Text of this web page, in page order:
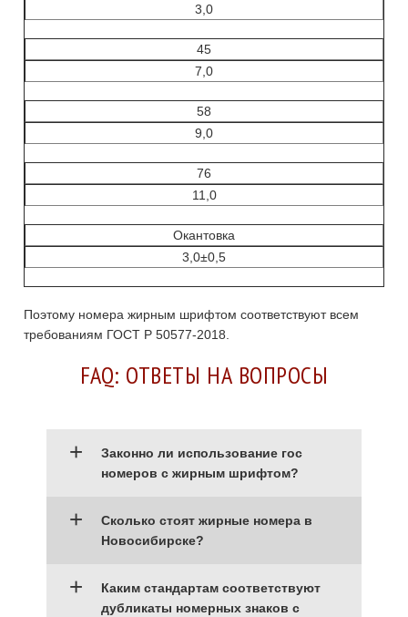
3,0
45
7,0
58
9,0
76
11,0
Окантовка
3,0±0,5
Поэтому номера жирным шрифтом соответствуют всем
требованиям ГОСТ Р 50577-2018.
FAQ: ОТВЕТЫ НА ВОПРОСЫ
+
Законно ли использование гос
номеров с жирным шрифтом?
+
Сколько стоят жирные номера в
Новосибирске?
+
Каким стандартам соответствуют
дубликаты номерных знаков с